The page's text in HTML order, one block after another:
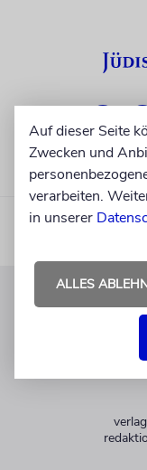
Auf dieser Seite
Zwecken und
verarbeiten.
in unserer
ALLES